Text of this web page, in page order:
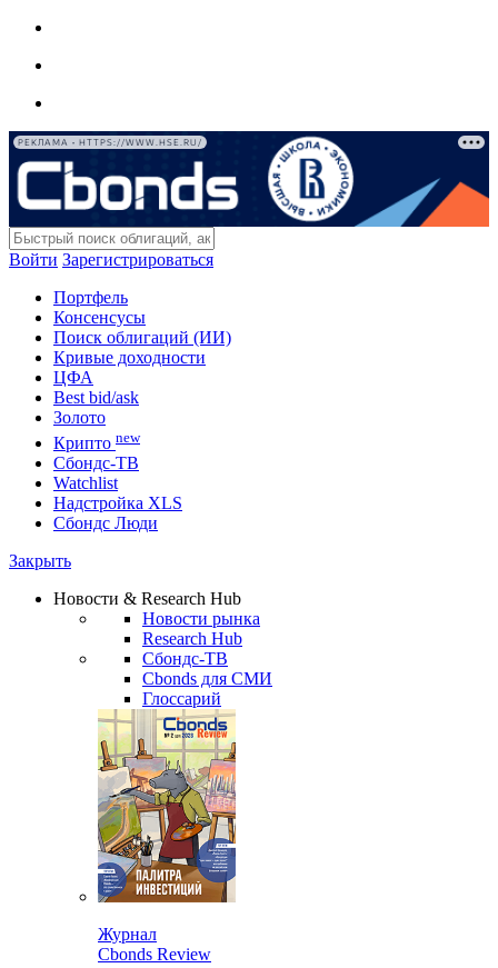
РЕКЛАМА • HTTPS://WWW.HSE.RU/
Войти Зарегистрироваться
Портфель
Консенсусы
Поиск облигаций (ИИ)
Кривые доходности
ЦФА
Best bid/ask
Золото
Крипто new
Сбондс-ТВ
Watchlist
Надстройка XLS
Сбондс Люди
Закрыть
Новости & Research Hub
Новости рынка
Research Hub
Сбондс-ТВ
Cbonds для СМИ
Глоссарий
Журнал
Cbonds Review